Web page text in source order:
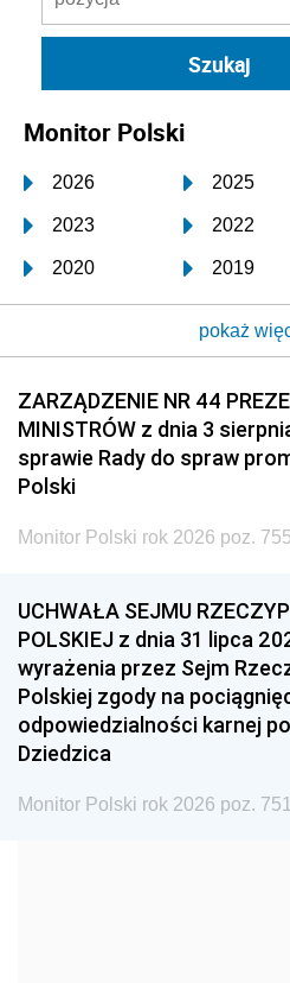
Monitor Polski
2026 2025
2023 2022
2020 2019
2017 2016
2014 2013
2011 2010
2008 2007
2005
1996 1995
1993 1992
1990 1989
1987 1986
pokaż
ZARZĄDZENIE NR 44
MINISTRÓW z dnia 3
sprawie Rady do spraw
Polski
Monitor Polski rok 2026 poz. 755
UCHWAŁA SEJMU
POLSKIEJ z dnia 31 lipca
wyrażenia przez Sejm
Polskiej zgody na
odpowiedzialności karnej
Dziedzica
Monitor Polski rok 2026 poz. 751